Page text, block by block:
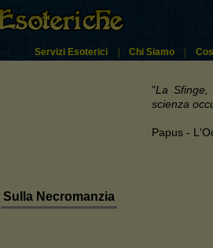
Servizi Esoterici | Chi Siamo |
"La Sfinge,
scienza
Papus -
Sulla Necromanzia